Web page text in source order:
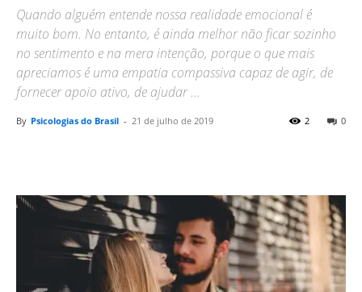
Quando alguém entende nossa realidade emocional é
muito bom. No entanto, é ainda melhor não ficar sozinho
no sentimento e na mera intenção, porque o que mais
apreciamos é uma empatia compassiva capaz de agir, de
fornecer apoio ativo, de ajudar ...
By Psicologias do Brasil - 21 de julho de 2019 0
2